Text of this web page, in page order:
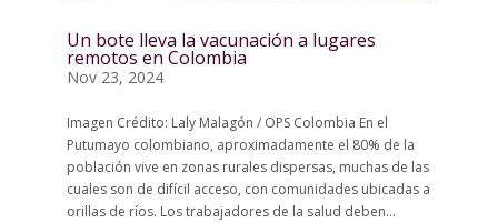
Un bote lleva la vacunación a lugares
remotos en Colombia
Nov 23, 2024
Imagen Crédito: Laly Malagón / OPS Colombia En el
Putumayo colombiano, aproximadamente el 80% de la
población vive en zonas rurales dispersas, muchas de las
cuales son de difícil acceso, con comunidades ubicadas a
orillas de ríos. Los trabajadores de la salud deben...